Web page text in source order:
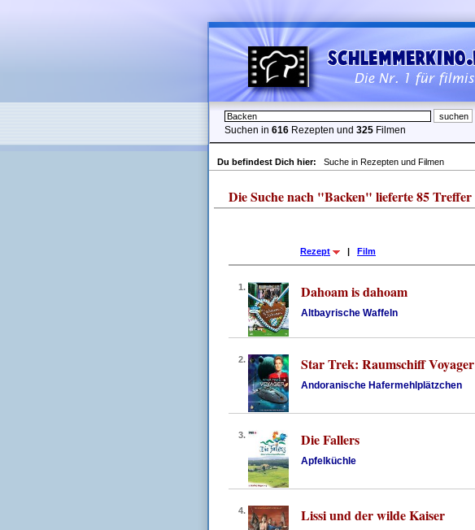
Suchen in 616 Rezepten und 325 Filmen
Du befindest Dich hier: Suche in Rezepten und Filmen
Die Suche nach "Backen" lieferte 85 Treffer
Rezept | Film
1. Dahoam is dahoam
Altbayrische Waffeln
2. Star Trek: Raumschiff Voyager
Andoranische Hafermehlplätzchen
3. Die Fallers
Apfelküchle
4. Lissi und der wilde Kaiser